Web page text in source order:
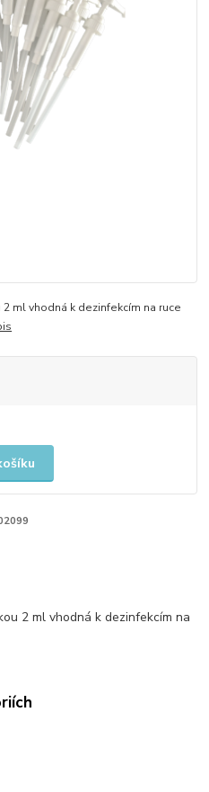
ml vhodná k dezinfekcím na ruce
2 ml vhodná k dezinfekcím na